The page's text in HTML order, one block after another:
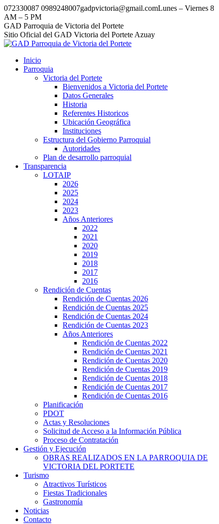
Saltar
al
contenido
072330087 0989248007gadpvictoria@gmail.comLunes – Viernes 8
AM – 5 PM
Facebook
Instagram
Tumblr
GAD Parroquia de Victoria del Portete
Sitio Oficial del GAD Victoria del Portete Azuay
Inicio
Parroquia
Victoria del Portete
Bienvenidos a Victoria del Portete
Datos Generales
Historia
Referentes Historicos
Ubicación Geográfica
Instituciones
Estructura del Gobierno Parroquial
Autoridades
Plan de desarrollo parroquial
Transparencia
LOTAIP
2026
2025
2024
2023
Años Anteriores
2022
2021
2020
2019
2018
2017
2016
Rendición de Cuentas
Rendición de Cuentas 2026
Rendición de Cuentas 2025
Rendición de Cuentas 2024
Rendición de Cuentas 2023
Años Anteriores
Rendición de Cuentas 2022
Rendición de Cuentas 2021
Rendición de Cuentas 2020
Rendición de Cuentas 2019
Rendición de Cuentas 2018
Rendición de Cuentas 2017
Rendición de Cuentas 2016
Planificación
PDOT
Actas y Resoluciones
Solicitud de Acceso a la Información Pública
Proceso de Contratación
Gestión y Ejecución
OBRAS REALIZADOS EN LA PARROQUIA DE
VICTORIA DEL PORTETE
Turismo
Atractivos Turísticos
Fiestas Tradicionales
Gastronomía
Noticias
Contacto